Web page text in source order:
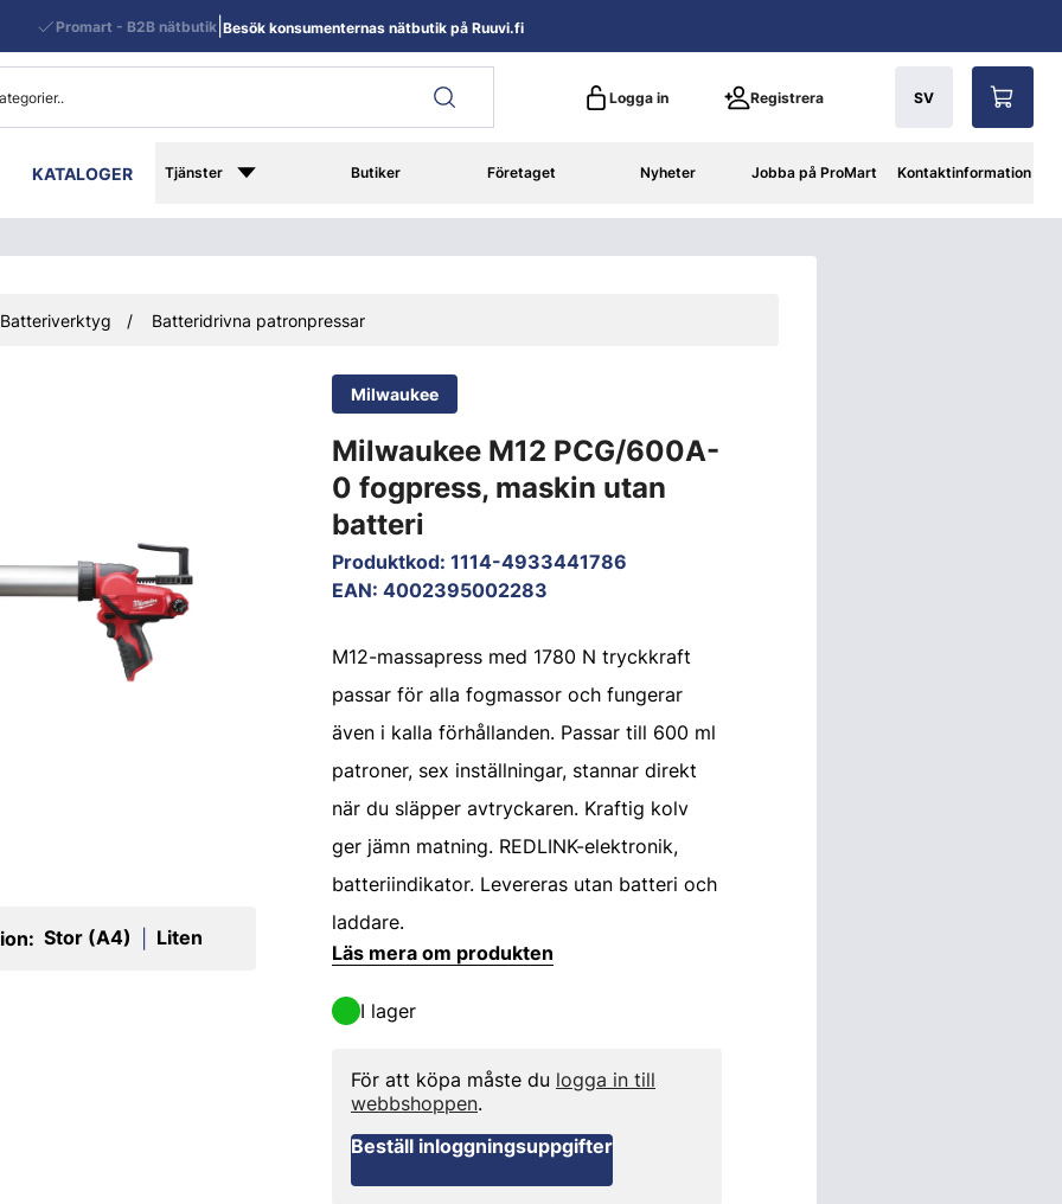
Logga in Registrera SV
KATALOGER Tjänster Butiker Företaget Nyheter Jobba på ProMart Kontaktinformation
Promart - B2B nätbutik Besök konsumenternas nätbutik på Ruuvi.fi
Batteriverktyg Batteridrivna patronpressar
Milwaukee
Milwaukee M12 PCG/600A-
0 fogpress, maskin utan
batteri
Produktkod: 1114-4933441786
EAN: 4002395002283
Stor (A4) Liten
M12-massapress med 1780 N tryckkraft
passar för alla fogmassor och fungerar
även i kalla förhållanden. Passar till 600 ml
patroner, sex inställningar, stannar direkt
när du släpper avtryckaren. Kraftig kolv
ger jämn matning. REDLINK-elektronik,
batteriindikator. Levereras utan batteri och
laddare.
Läs mera om produkten
I lager
För att köpa måste du logga in till
webbshoppen.
Beställ inloggningsuppgifter